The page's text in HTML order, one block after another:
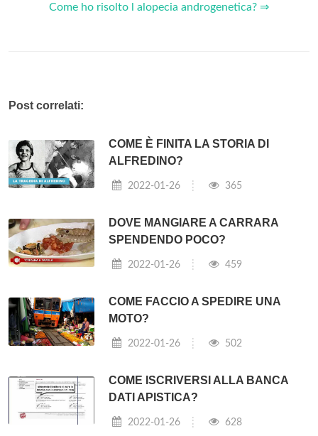
Come ho risolto l alopecia androgenetica? ⇒
Post correlati:
COME È FINITA LA STORIA DI
ALFREDINO?
2022-01-26 365
DOVE MANGIARE A CARRARA
SPENDENDO POCO?
2022-01-26 459
COME FACCIO A SPEDIRE UNA
MOTO?
2022-01-26 502
COME ISCRIVERSI ALLA BANCA
DATI APISTICA?
2022-01-26 628